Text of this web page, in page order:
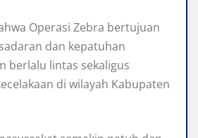
Operasi Zebra bertujuan
dan kepatuhan
berlalu lintas sekaligus
di wilayah Kabupaten